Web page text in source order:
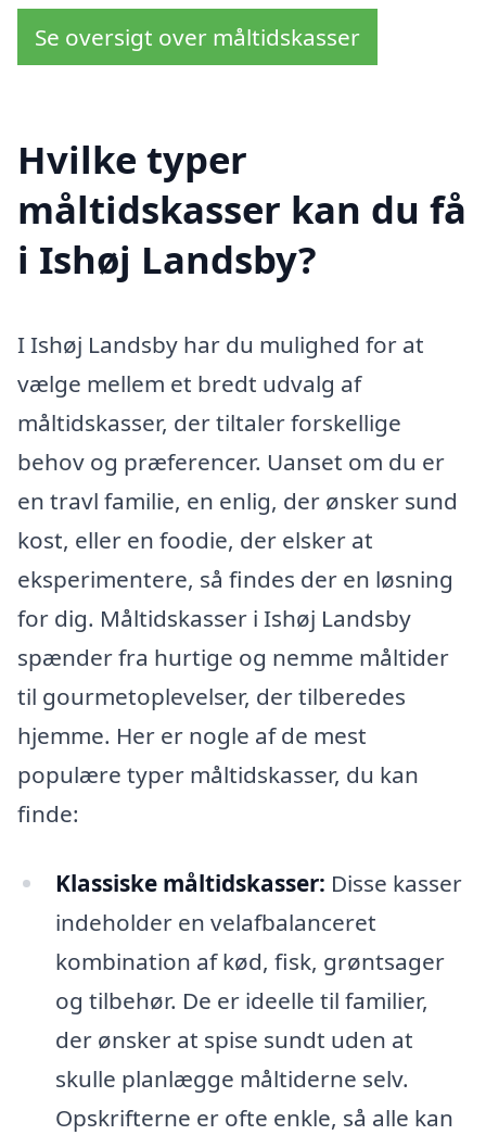
Se oversigt over måltidskasser
Hvilke typer
måltidskasser kan du få
i Ishøj Landsby?
I Ishøj Landsby har du mulighed for at
vælge mellem et bredt udvalg af
måltidskasser, der tiltaler forskellige
behov og præferencer. Uanset om du er
en travl familie, en enlig, der ønsker sund
kost, eller en foodie, der elsker at
eksperimentere, så findes der en løsning
for dig. Måltidskasser i Ishøj Landsby
spænder fra hurtige og nemme måltider
til gourmetoplevelser, der tilberedes
hjemme. Her er nogle af de mest
populære typer måltidskasser, du kan
finde:
Klassiske måltidskasser: Disse kasser
indeholder en velafbalanceret
kombination af kød, fisk, grøntsager
og tilbehør. De er ideelle til familier,
der ønsker at spise sundt uden at
skulle planlægge måltiderne selv.
Opskrifterne er ofte enkle, så alle kan